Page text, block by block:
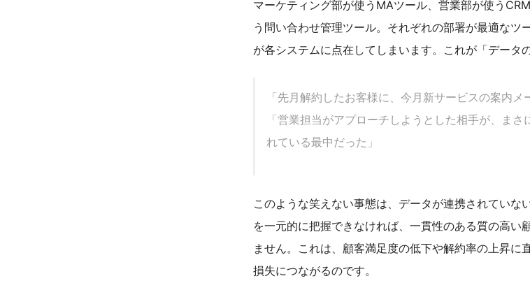
マーケティング部が使うMAツール、営業部が使う
う問い合わせ管理ツール。それぞれの部署が最適なツ
が各システムに点在してしまいます。これが「データ
「先月解約したお客様に、今月新サービスの案内メ
「営業担当がアプローチしようとした相手が、ま
れている最中だった」
このような笑えない事態は、データが連携されていな
を一元的に把握できなければ、一貫性のある質の高い
ません。これは、顧客満足度の低下や解約率の上昇に
損失につながるのです。